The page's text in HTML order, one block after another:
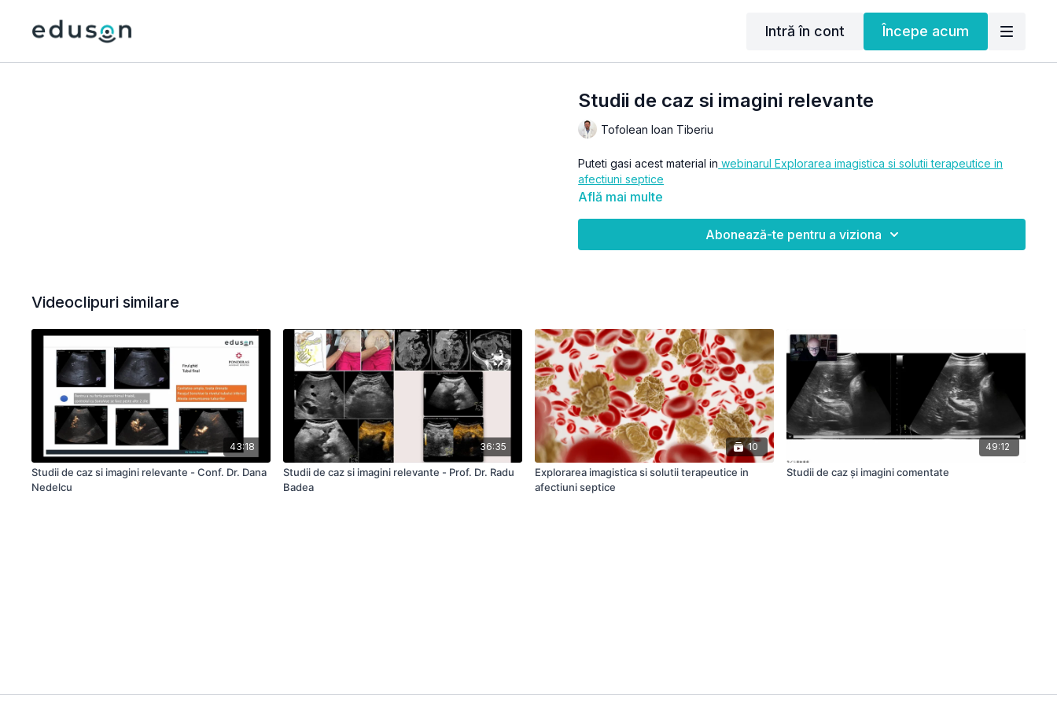
Intră în cont Începe acum
Studii de caz si imagini relevante
Tofolean Ioan Tiberiu
Puteti gasi acest material in webinarul Explorarea imagistica si solutii terapeutice in
afectiuni septice
Află mai multe
Abonează-te pentru a viziona
Videoclipuri similare
43:18
Studii de caz si imagini relevante - Conf. Dr. Dana
Nedelcu
36:35
Studii de caz si imagini relevante - Prof. Dr. Radu
Badea
10
Explorarea imagistica si solutii terapeutice in
afectiuni septice
49:12
Studii de caz și imagini comentate